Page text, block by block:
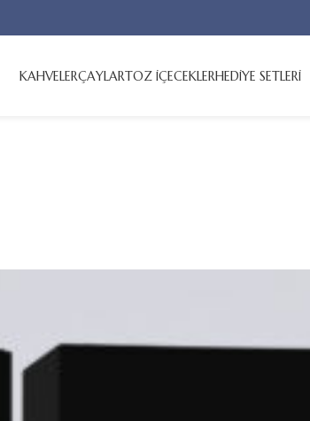
KAHVELERÇAYLARTOZ İÇECEKLERHEDİYE SETLERİ